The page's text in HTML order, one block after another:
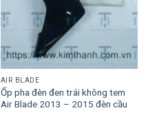
AIR BLADE
Ốp pha đèn đen trái không tem
Air Blade 2013 – 2015 đèn cầu